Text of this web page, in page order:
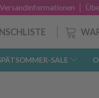
Versandinformationen
SALE